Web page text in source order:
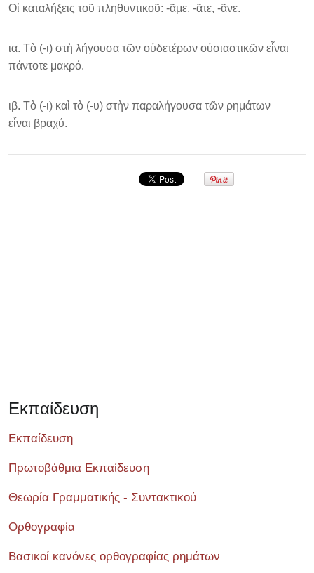
Οἱ καταλήξεις τοῦ πληθυντικοῦ: -ᾶμε, -ᾶτε, -ᾶνε.
ια. Τὸ (-ι) στὴ λήγουσα τῶν οὐδετέρων οὐσιαστικῶν εἶναι
πάντοτε μακρό.
ιβ. Τὸ (-ι) καὶ τὸ (-υ) στὴν παραλήγουσα τῶν ρημάτων
εἶναι βραχύ.
Εκπαίδευση
Εκπαίδευση
Πρωτοβάθμια Εκπαίδευση
Θεωρία Γραμματικής - Συντακτικού
Ορθογραφία
Βασικοί κανόνες ορθογραφίας ρημάτων